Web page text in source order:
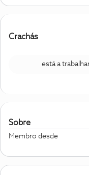
Crachás
está a
Sobre
Membro desde